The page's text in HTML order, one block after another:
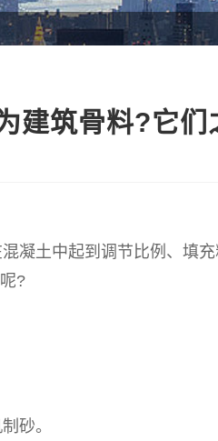
建筑骨料?它
凝土中起到调节比例、填
?
砂。